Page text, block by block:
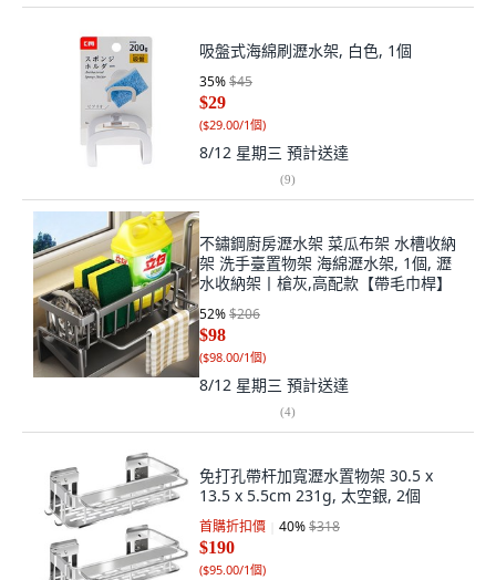
吸盤式海綿刷瀝水架, 白色, 1個
35%$45
$29
($29.00/1個)
8/12 星期三 預計送達
(9)
不鏽鋼廚房瀝水架 菜瓜布架 水槽收納
架 洗手臺置物架 海綿瀝水架, 1個, 瀝
水收納架丨槍灰,高配款【帶毛巾桿】
52%$206
$98
($98.00/1個)
8/12 星期三 預計送達
(4)
免打孔帶杆加寬瀝水置物架 30.5 x
13.5 x 5.5cm 231g, 太空銀, 2個
首購折扣價 40%$318
$190
($95.00/1個)